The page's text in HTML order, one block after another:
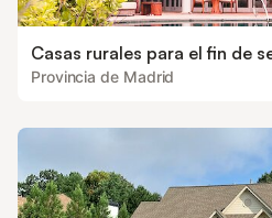
Casas rurales para el fin de
Provincia de Madrid